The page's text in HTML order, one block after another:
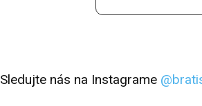
Sledujte nás na Instagrame